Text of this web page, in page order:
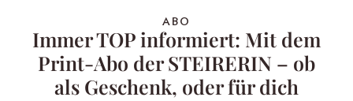
ABO
Immer TOP informiert: Mit dem
Print-Abo der STEIRERIN – ob
als Geschenk, oder für dich